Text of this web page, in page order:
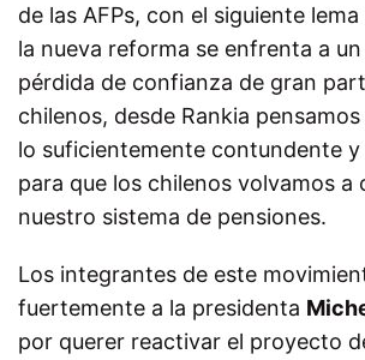
de las AFPs, con el siguiente lema
la nueva reforma se enfrenta a
pérdida de confianza de gran
chilenos, desde Rankia
lo suficientemente contundente
para que los chilenos volvamos a
nuestro sistema de pensiones.
Los integrantes de este
fuertemente a la presidenta
por querer reactivar el proyecto